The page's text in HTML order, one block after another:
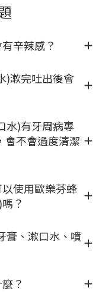
辛辣感？
)漱完吐出後會
水)有牙周病專
會不會過度清潔
使用歐樂芬蜂
？
膏、漱口水、噴
？